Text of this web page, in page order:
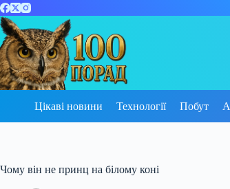
Перейти
до
вмісту
Цікаві новини Технології Побут
Чому він не принц на білому коні